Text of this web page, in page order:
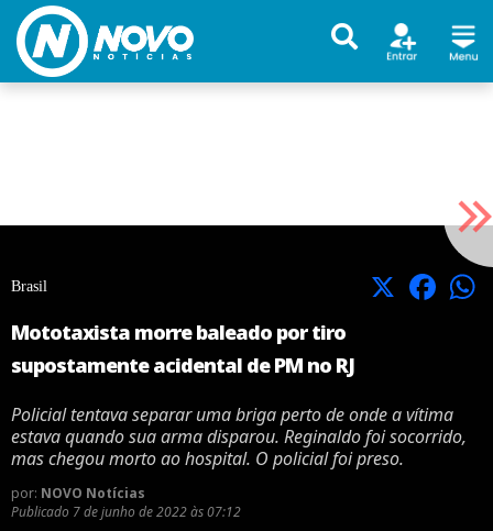
Brasil X Facebook
Mototaxista morre baleado por tiro
supostamente acidental de PM no RJ
Policial tentava separar uma briga perto de onde a vítima
estava quando sua arma disparou. Reginaldo foi socorrido,
mas chegou morto ao hospital. O policial foi preso.
por: NOVO Notícias
Publicado 7 de junho de 2022 às 07:12